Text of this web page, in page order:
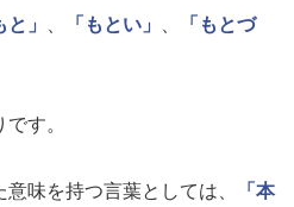
と」 「もとい」
「もとづ
す。
意味を持つ言葉としては、
「本